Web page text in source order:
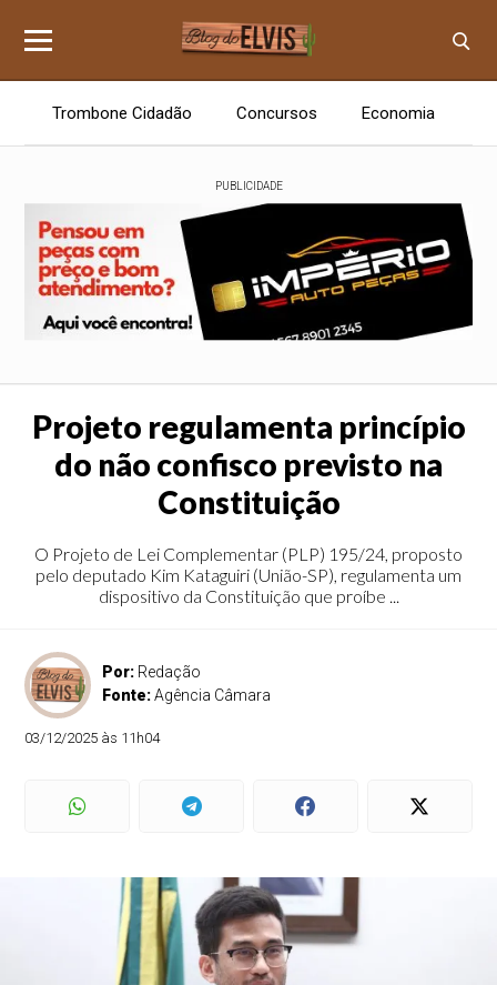
Trombone Cidadão Concursos Economia
PUBLICIDADE
Projeto regulamenta princípio
do não confisco previsto na
Constituição
O Projeto de Lei Complementar (PLP) 195/24, proposto
pelo deputado Kim Kataguiri (União-SP), regulamenta um
dispositivo da Constituição que proíbe ...
Por: Redação
Fonte:Agência Câmara
03/12/2025 às 11h04